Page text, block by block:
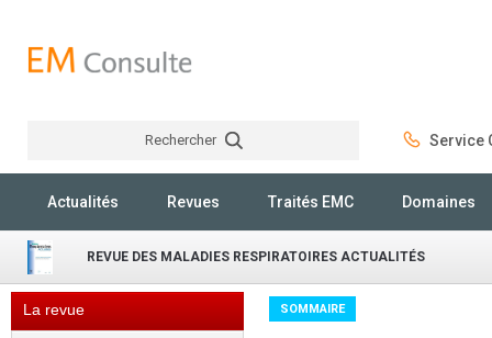
Rechercher Service
Actualités Revues Traités EMC Domaines
REVUE DES MALADIES RESPIRATOIRES ACTUALITÉS
La revue SOMMAIRE